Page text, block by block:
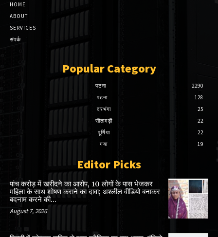
HOME
ABOUT
SERVICES
संपर्क
Popular Category
पटना
2290
पटना
128
दरभंगा
25
सीतामढ़ी
22
पूर्णिया
22
गया
19
Editor Picks
पांच करोड़ में खरीदने का आरोप, 10 लोगों के पास भेजकर
महिला के साथ शोषण कराने का दावा; अश्लील वीडियो बनाकर
बदनाम करने की...
August 7, 2026